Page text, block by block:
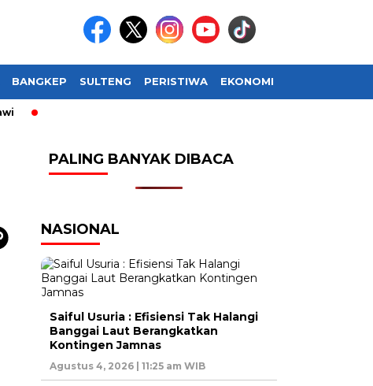
BANGKEP SULTENG PERISTIWA EKONOMI
PALING BANYAK DIBACA
NASIONAL
Saiful Usuria : Efisiensi Tak Halangi
Banggai Laut Berangkatkan
Kontingen Jamnas
Agustus 4, 2026 | 11:25 am WIB